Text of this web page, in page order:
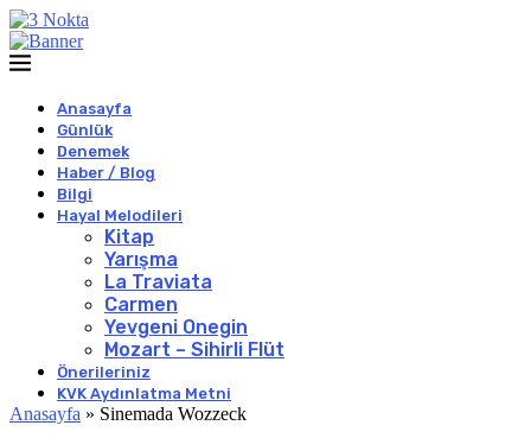
Anasayfa
Günlük
Denemek
Haber / Blog
Bilgi
Hayal Melodileri
Kitap
Yarışma
La Traviata
Carmen
Yevgeni Onegin
Mozart – Sihirli Flüt
Önerileriniz
KVK Aydınlatma Metni
Anasayfa » Sinemada Wozzeck